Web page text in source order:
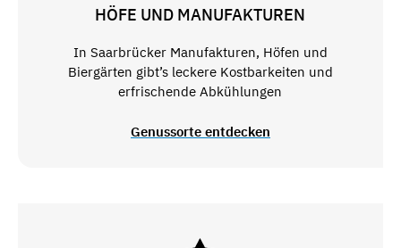
HÖFE UND MANUFAKTUREN
In Saarbrücker Manufakturen, Höfen und
Biergärten gibt’s leckere Kostbarkeiten und
erfrischende Abkühlungen
Genussorte entdecken